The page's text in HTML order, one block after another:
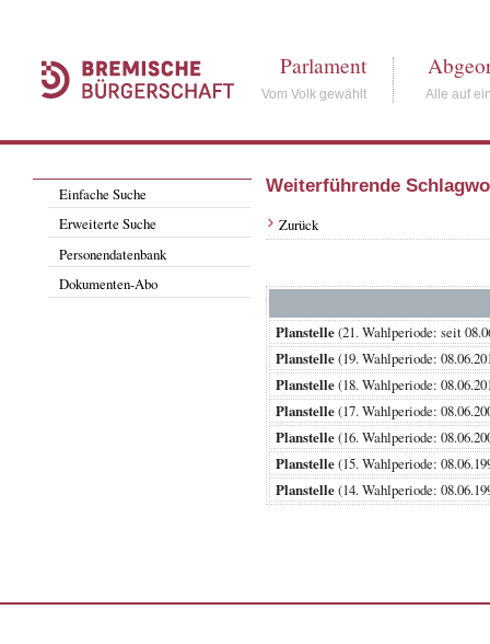
Parlament
Vom Volk gewählt Alle auf
Einfache Suche
Erweiterte Suche
Personendatenbank
Dokumenten-Abo
Weiterführende
Zurück
Planstelle(21. Wahlperiode: seit
Planstelle(19. Wahlperiode:
Planstelle(18. Wahlperiode:
Planstelle(17. Wahlperiode:
Planstelle(16. Wahlperiode:
Planstelle(15. Wahlperiode:
Planstelle(14. Wahlperiode: